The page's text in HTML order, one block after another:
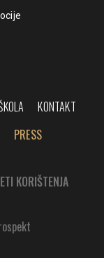
KONTAKT
PRESS
KORIŠTENJA